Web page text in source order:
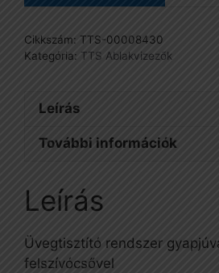
Cikkszám: TTS-00008430
Kategória: TTS Ablakvizezők
Leírás
További információk
Leírás
Üvegtisztító rendszer
felszívócsővel